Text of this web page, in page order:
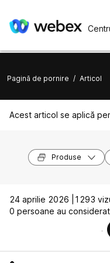
Pagină de pornire / Articol
Acest articol se aplică
Produse
24 aprilie 2026 |
1293
0 persoane au